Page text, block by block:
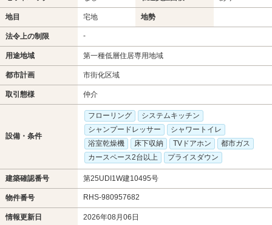
地目 宅地 地勢
法令上の制限 -
用途地域 第一種低層住居専用地域
都市計画 市街化区域
取引態様 仲介
設備・条件
フローリング
システムキッチン
シャンプードレッサー
シャワートイレ
浴室乾燥機
床下収納 TVドアホン
都市ガス
カースペース2台以上
プライスダウン
建築確認番号 第25UDI1W建10495号
物件番号 RHS-980957682
情報更新日 2026年08月06日